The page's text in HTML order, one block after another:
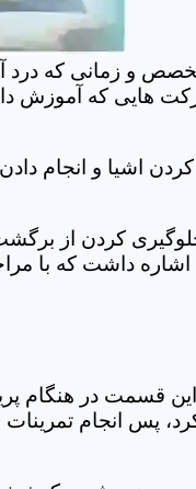
و زمانی که
هایی که آموزش
اشیا و انجام
کردن از
داشت که با
در هنگام
پس انجام